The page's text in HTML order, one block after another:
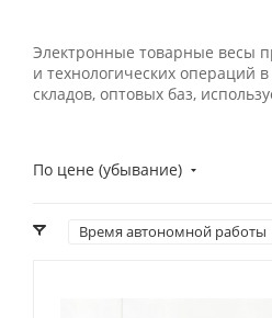
Электронные товарные весы
и технологических операций
складов, оптовых баз,
По цене (убывание)
Время автономной работы